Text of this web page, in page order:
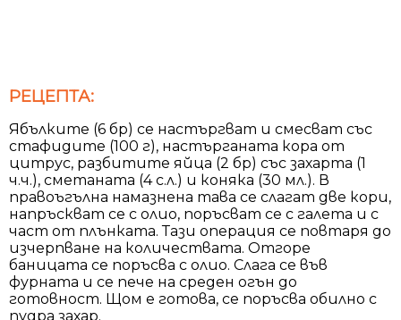
РЕЦЕПТА:
Ябълките (6 бр) се настъргват и смесват със
стафидите (100 г), настърганата кора от
цитрус, разбитите яйца (2 бр) със захарта (1
ч.ч.), сметаната (4 с.л.) и коняка (30 мл.). В
правоъгълна намазнена тава се слагат две кори,
напръскват се с олио, поръсват се с галета и с
част от плънката. Тази операция се повтаря до
изчерпване на количествата. Отгоре
баницата се поръсва с олио. Слага се във
фурната и се пече на среден огън до
готовност. Щом е готова, се поръсва обилно с
пудра захар.